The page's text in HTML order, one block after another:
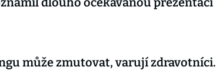
může zmutovat, varují zdravotníci.